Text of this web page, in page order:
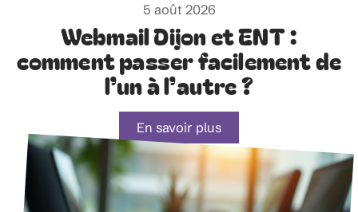
5 août 2026
Webmail Dijon et ENT :
comment passer facilement de
l’un à l’autre ?
En savoir plus